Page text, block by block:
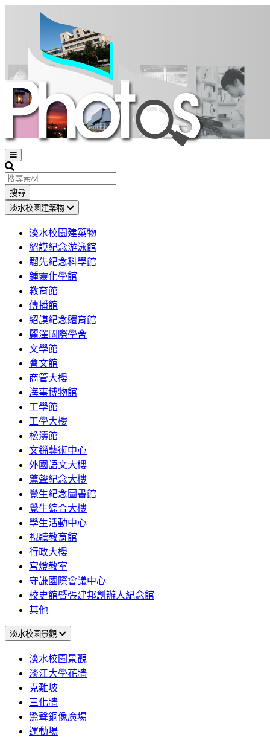
Open
sidebar
Search
搜尋
淡水校園建築物
淡水校園建築物
紹謨紀念游泳館
騮先紀念科學館
鍾靈化學館
教育館
傳播館
紹謨紀念體育館
麗澤國際學舍
文學館
會文館
商管大樓
海事博物館
工學館
工學大樓
松濤館
文錙藝術中心
外國語文大樓
驚聲紀念大樓
覺生紀念圖書館
覺生綜合大樓
學生活動中心
視聽教育館
行政大樓
宮燈教室
守謙國際會議中心
校史館暨張建邦創辦人紀念館
其他
淡水校園景觀
淡水校園景觀
淡江大學花牆
克難坡
三化牆
驚聲銅像廣場
運動場